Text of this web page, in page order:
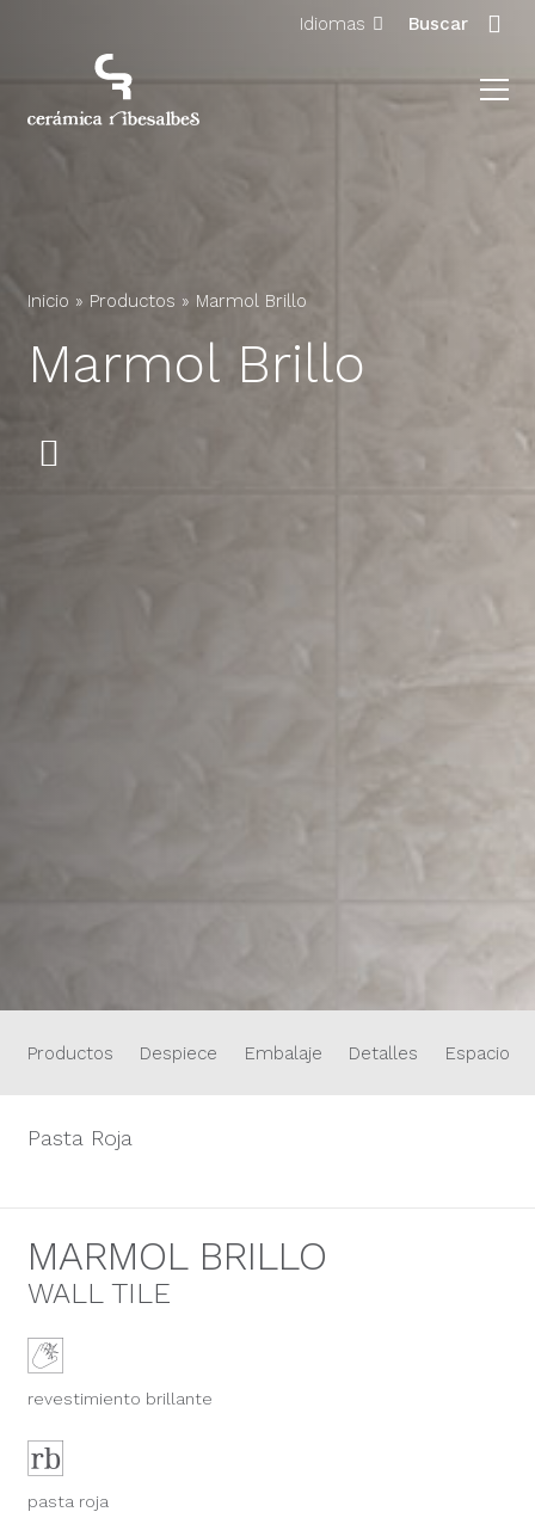
Idiomas Buscar
Inicio » Productos » Marmol Brillo
Marmol Brillo
Productos Despiece Embalaje Detalles Espacios
Pasta Roja
MARMOL BRILLO
WALL TILE
revestimiento brillante
pasta roja